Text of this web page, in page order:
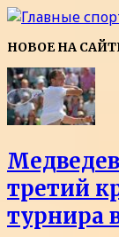
НОВОЕ НА
третий
турнира